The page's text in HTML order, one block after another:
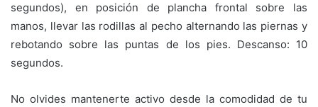
segundos), en posición de plancha frontal sobre las
manos, llevar las rodillas al pecho alternando las piernas y
rebotando sobre las puntas de los pies. Descanso: 10
segundos.
No olvides mantenerte activo desde la comodidad de tu